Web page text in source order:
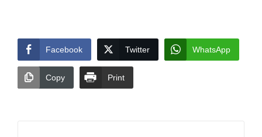
Facebook Twitter WhatsApp
Copy Print